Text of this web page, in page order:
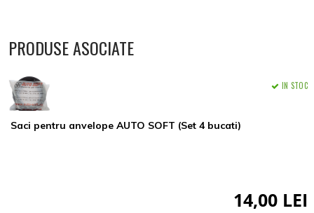
PRODUSE ASOCIATE
Saci pentru anvelope AUTO SOFT (Set 4 bucati)
IN STOC
14,00 LEI